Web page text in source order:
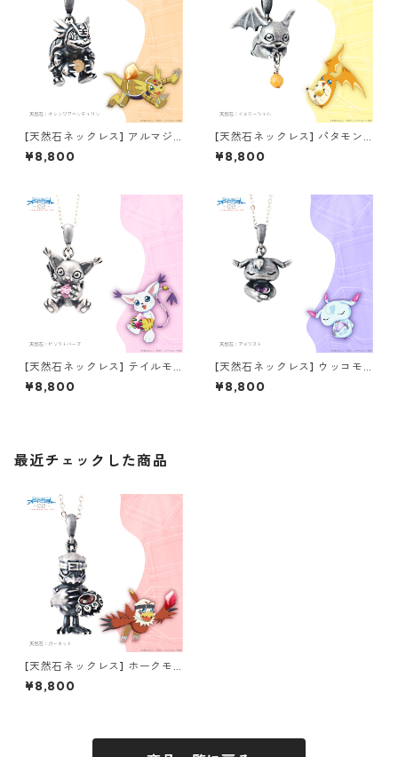
[天然石ネックレス] アルマジ
モン デジモンアドベンチャー
02 THE BEGINNING
¥8,800
[天然石ネックレス] パタモン
デジモンアドベンチャー02 T
HE BEGINNING
¥8,800
[天然石ネックレス] テイルモ
ン デジモンアドベンチャー02
THE BEGINNING
¥8,800
[天然石ネックレス] ウッコモ
ン デジモンアドベンチャー02
THE BEGINNING
¥8,800
最近チェックした商品
[天然石ネックレス] ホークモ
ン デジモンアドベンチャー02
THE BEGINNING
¥8,800